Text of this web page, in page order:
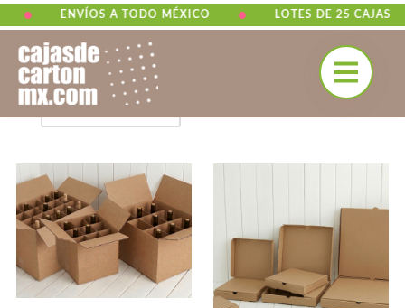
Saltar
al
contenido
• ENVÍOS A TODO MÉXICO • LOTES DE 25 CAJAS
Inicio \ Alimentos y Bebidas